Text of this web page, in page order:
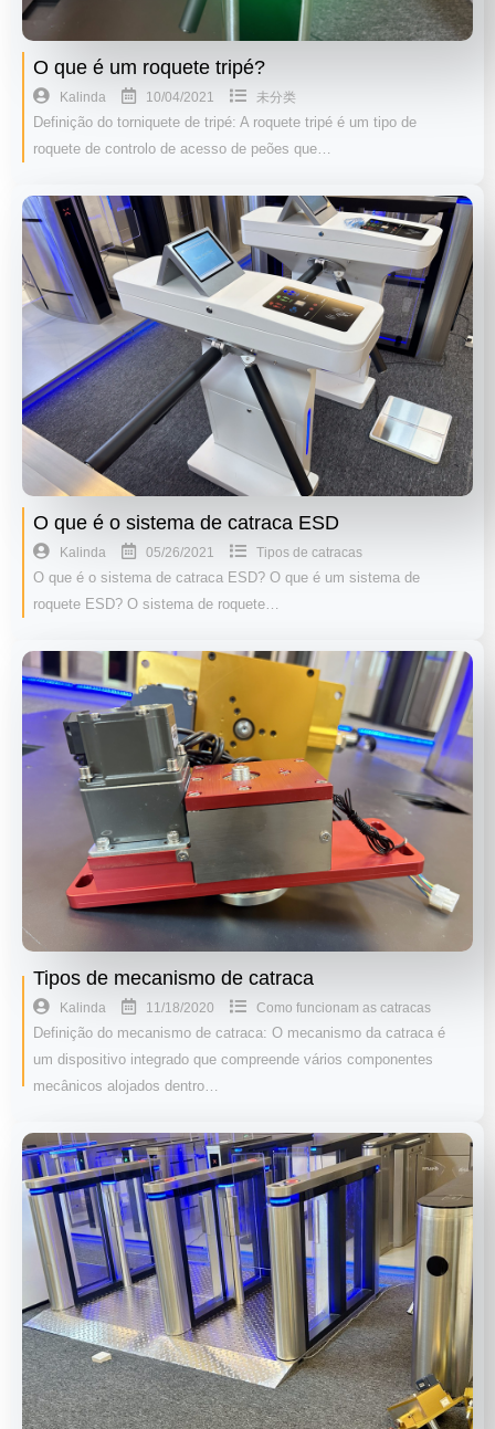
O que é um roquete tripé?
Kalinda 10/04/2021 未分类
Definição do torniquete de tripé: A roquete tripé é um tipo de
roquete de controlo de acesso de peões que…
O que é o sistema de catraca ESD
Kalinda 05/26/2021 Tipos de catracas
O que é o sistema de catraca ESD? O que é um sistema de
roquete ESD? O sistema de roquete…
Tipos de mecanismo de catraca
Kalinda 11/18/2020 Como funcionam as catracas
Definição do mecanismo de catraca: O mecanismo da catraca é
um dispositivo integrado que compreende vários componentes
mecânicos alojados dentro…